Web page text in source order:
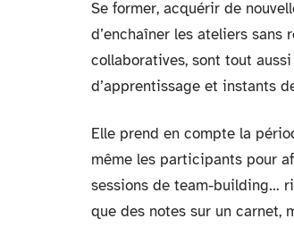
Se former, acquérir de
d’enchaîner les ateliers
collaboratives, sont tout
d’apprentissage et instants
Elle prend en compte la
même les participants pour
sessions de team-building…
que des notes sur un carnet,